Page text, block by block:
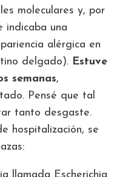
moleculares y, por
indicaba una
alérgica en
delgado). Estuve
semanas,
Pensé que tal
tanto desgaste.
hospitalización, se